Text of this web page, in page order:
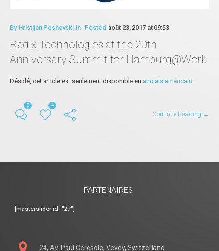
By Hristijan Peshevski in Posted août 23, 2017 at 09:53
Radix Technologies at the 20th
Anniversary Summit for Hamburg@Work
Désolé, cet article est seulement disponible en anglais américain
0 4
Continue Reading →
PARTENAIRES
[masterslider id="27"]
24, Av. Paul Ceresole, Vevey, Switzerland